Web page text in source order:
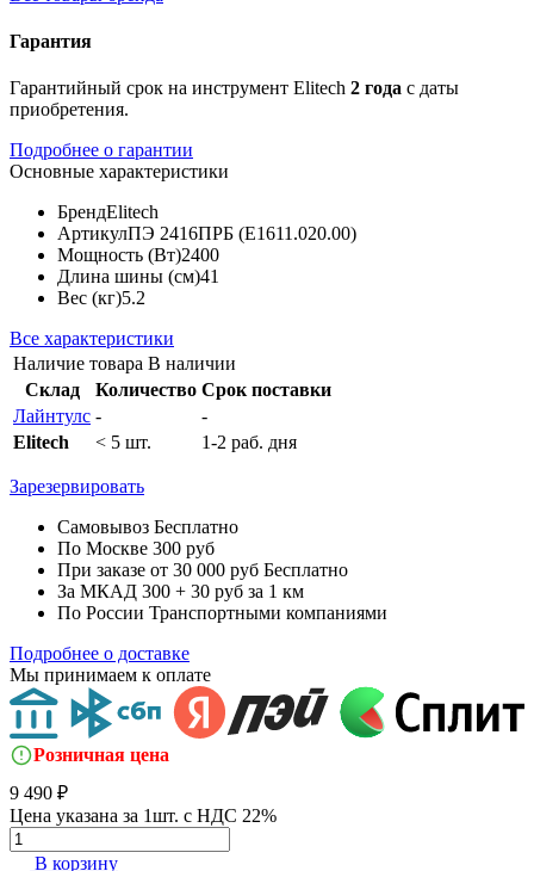
Гарантия
Гарантийный срок на инструмент Elitech 2 года с даты
приобретения.
Подробнее о гарантии
Основные характеристики
БрендElitech
АртикулПЭ 2416ПРБ (E1611.020.00)
Мощность (Вт)2400
Длина шины (см)41
Вес (кг)5.2
Все характеристики
Наличие товара В наличии
Склад
Количество Срок поставки
Лайнтулс -
-
Elitech
< 5 шт. 1-2 раб. дня
Зарезервировать
Самовывоз Бесплатно
По Москве 300 руб
При заказе от 30 000 руб Бесплатно
За МКАД 300 + 30 руб за 1 км
По России Транспортными компаниями
Подробнее о доставке
Мы принимаем к оплате
Розничная цена
9 490 ₽
Цена указана за 1шт. с НДС 22%
В корзину